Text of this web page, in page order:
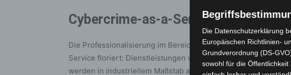
Cybercrime-as-a-Service auf dem
Die Professionalisierung im Bereich Cyberkriminalität setzt
Service floriert: Dienstleistungen wie Stresserdienste,
werden in industriellem Maßstab angeboten. Auch der Einsatz
Die Datenschutzerklärung
Europäischen Richtlinien-
Grundverordnung (DS-
sowohl für die